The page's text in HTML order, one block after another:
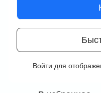
Войти для